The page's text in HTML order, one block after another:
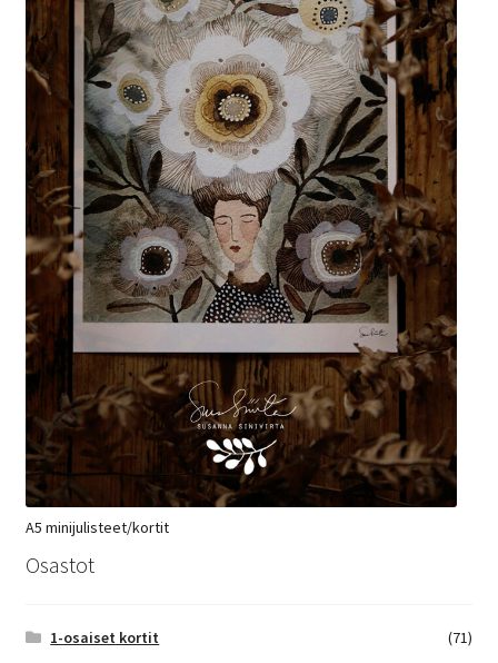
A5 minijulisteet/kortit
Osastot
1-osaiset kortit
(71)